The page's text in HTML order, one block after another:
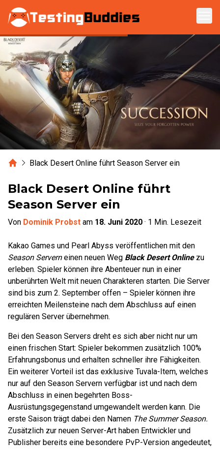
Zum Hauptinhalt springen
HomeBlack Desert Online führt Season Server ein
Black Desert Online führt
Season Server ein
Von Dominik Probst am 18. Juni 2020 · 1 Min. Lesezeit
Kakao Games und Pearl Abyss veröffentlichen mit den
Season Serverneinen neuen Weg Black Desert Onlinezu
erleben. Spieler können ihre Abenteuer nun in einer
unberührten Welt mit neuen Charakteren starten. Die Server
sind bis zum 2. September offen – Spieler können ihre
erreichten Meilensteine nach dem Abschluss auf einen
regulären Server übernehmen.
Bei den Season Servers dreht es sich aber nicht nur um
einen frischen Start: Spieler bekommen zusätzlich 100%
Erfahrungsbonus und erhalten schneller ihre Fähigkeiten.
Ein weiterer Vorteil ist das exklusive Tuvala-Item, welches
nur auf den Season Servern verfügbar ist und nach dem
Abschluss in einen begehrten Boss-
Ausrüstungsgegenstand umgewandelt werden kann. Die
erste Saison trägt dabei den Namen The Summer Season.
Zusätzlich zur neuen Server-Art haben Entwickler und
Publisher bereits eine besondere PvP-Version angedeutet,